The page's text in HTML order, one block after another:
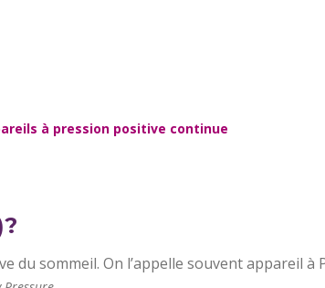
à pression positive continue
du sommeil. On l’appelle souvent appareil